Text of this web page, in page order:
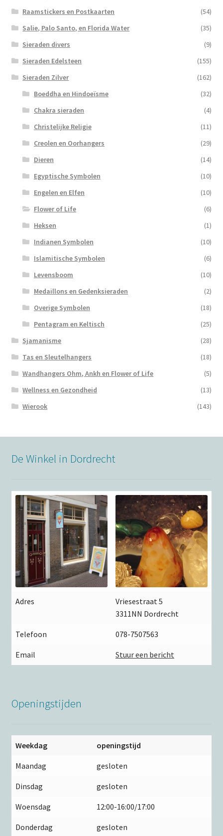
Raamstickers en Postkaarten
(54)
Salie, Palo Santo, en Florida Water
(35)
Sieraden divers
(9)
Sieraden Edelsteen
(155)
Sieraden Zilver
(162)
Boeddha en Hindoeïsme
(32)
Chakra sieraden
(4)
Christelijke Religie
(11)
Creolen en Oorhangers
(29)
Dieren
(14)
Egyptische Symbolen
(10)
Engelen en Elfen
(10)
Flower of Life
(6)
Heksen
(1)
Indianen Symbolen
(10)
Islamitische Symbolen
(6)
Levensboom
(10)
Medaillons en Gedenksieraden
(2)
Overige Symbolen
(18)
Pentagram en Keltisch
(25)
Sjamanisme
(28)
Tas en Sleutelhangers
(18)
Wandhangers Ohm, Ankh en Flower of Life
(5)
Wellness en Gezondheid
(13)
Wierook
(143)
De Winkel in Dordrecht
Adres
Vriesestraat 5
3311NN Dordrecht
Telefoon 078-7507563
Email Stuur een bericht
Openingstijden
Weekdag openingstijd
Maandag gesloten
Dinsdag gesloten
Woensdag 12:00-16:00/17:00
Donderdag gesloten